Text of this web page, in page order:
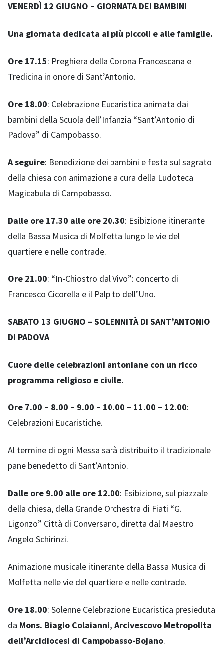
VENERDÌ 12 GIUGNO – GIORNATA DEI BAMBINI
Una giornata dedicata ai più piccoli e alle famiglie.
Ore 17.15: Preghiera della Corona Francescana e
Tredicina in onore di Sant’Antonio.
Ore 18.00: Celebrazione Eucaristica animata dai
bambini della Scuola dell’Infanzia “Sant’Antonio di
Padova” di Campobasso.
A seguire: Benedizione dei bambini e festa sul sagrato
della chiesa con animazione a cura della Ludoteca
Magicabula di Campobasso.
Dalle ore 17.30 alle ore 20.30: Esibizione itinerante
della Bassa Musica di Molfetta lungo le vie del
quartiere e nelle contrade.
Ore 21.00: “In-Chiostro dal Vivo”: concerto di
Francesco Cicorella e il Palpito dell’Uno.
SABATO 13 GIUGNO – SOLENNITÀ DI SANT’ANTONIO
DI PADOVA
Cuore delle celebrazioni antoniane con un ricco
programma religioso e civile.
Ore 7.00 – 8.00 – 9.00 – 10.00 – 11.00 – 12.00:
Celebrazioni Eucaristiche.
Al termine di ogni Messa sarà distribuito il tradizionale
pane benedetto di Sant’Antonio.
Dalle ore 9.00 alle ore 12.00: Esibizione, sul piazzale
della chiesa, della Grande Orchestra di Fiati “G.
Ligonzo” Città di Conversano, diretta dal Maestro
Angelo Schirinzi.
Animazione musicale itinerante della Bassa Musica di
Molfetta nelle vie del quartiere e nelle contrade.
Ore 18.00: Solenne Celebrazione Eucaristica presieduta
da Mons. Biagio Colaianni, Arcivescovo Metropolita
dell’Arcidiocesi di Campobasso-Bojano.